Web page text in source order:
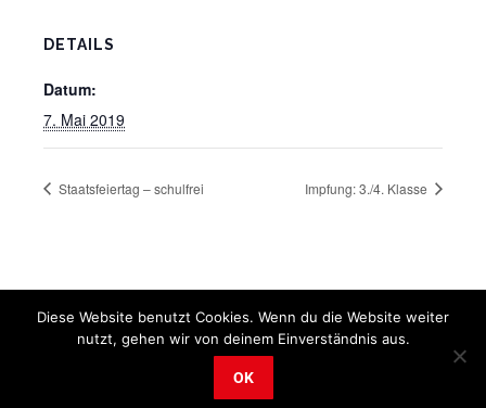
DETAILS
Datum:
7. Mai 2019
Staatsfeiertag – schulfrei Impfung: 3./4. Klasse
Diese Website benutzt Cookies. Wenn du die Website weiter
nutzt, gehen wir von deinem Einverständnis aus.
OK